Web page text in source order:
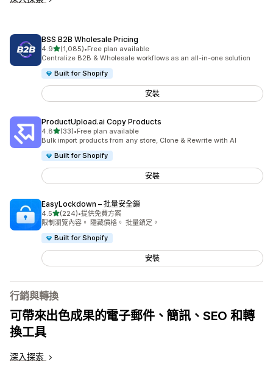
BSS B2B Wholesale Pricing
4.9滿分 5 顆星
(1,085)
共有 1085 則評價
•Free plan available
Centralize B2B & Wholesale workflows as an all-in-one solution
Built for Shopify
安裝
ProductUpload.ai Copy Products
4.8滿分 5 顆星
(33)
共有 33 則評價
•Free plan available
Bulk import products from any store, Clone & Rewrite with AI
Built for Shopify
安裝
EasyLockdown – 批量安全鎖
4.5滿分 5 顆星
(224)
共有 224 則評價
•提供免費方案
限制瀏覽內容。 隱藏價格。 批量鎖定。
Built for Shopify
安裝
行銷與轉換
可帶來出色成果的電子郵件、簡訊、SEO 和轉
換工具
深入探索